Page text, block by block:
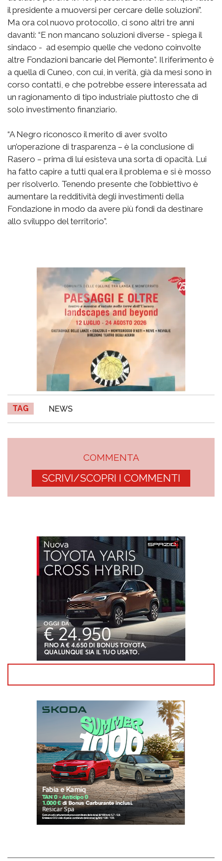
il presidente a muoversi per cercare delle soluzioni”.
Ma ora col nuovo protocollo, ci sono altri tre anni
davanti: “E non mancano soluzioni diverse - spiega il
sindaco - ad esempio quelle che vedono coinvolte
altre Fondazioni bancarie del Piemonte”. Il riferimento è
a quella di Cuneo, con cui, in verità, già da mesi sono in
corso contatti, e che potrebbe essere interessata ad
un ragionamento di tipo industriale piuttosto che di
solo investimento finanziario.
“A Negro riconosco il merito di aver svolto
un’operazione di trasparenza – è la conclusione di
Rasero – prima di lui esisteva una sorta di opacità. Lui
ha fatto capire a tutti qual era il problema e si è mosso
per risolverlo. Tenendo presente che l’obbiettivo è
aumentare la redditività degli investimenti della
Fondazione in modo da avere più fondi da destinare
allo sviluppo del territorio”.
TAG NEWS
COMMENTA
SCRIVI/SCOPRI I COMMENTI